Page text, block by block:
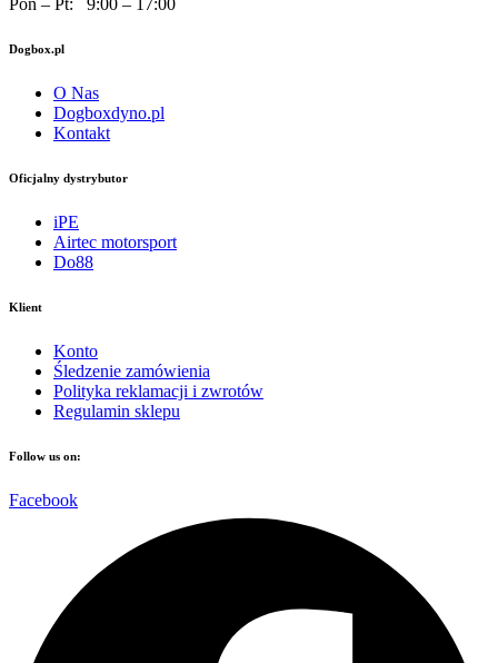
Dogbox.pl
O Nas
Dogboxdyno.pl
Kontakt
Oficjalny dystrybutor
iPE
Airtec motorsport
Do88
Klient
Konto
Śledzenie zamówienia
Polityka reklamacji i zwrotów
Regulamin sklepu
Follow us on:
Facebook